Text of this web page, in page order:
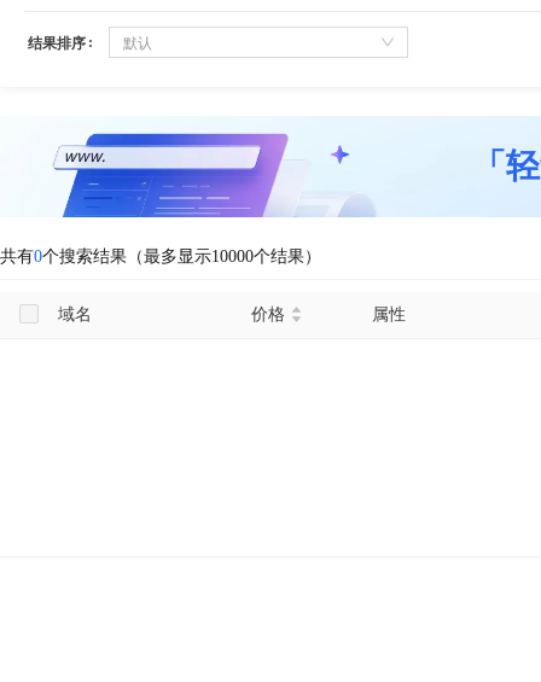
结果排序 默认
「
共有0个搜索结果（最多显示10000个结果）
域名 价格 属性